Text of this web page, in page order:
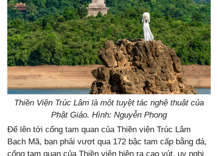
Thiền Viện Trúc Lâm là một tuyệt tác nghệ thuật của
Phật Giáo. Hình: Nguyễn Phong
Để lên tới cổng tam quan của Thiền viện Trúc Lâm
Bạch Mã, bạn phải vượt qua 172 bậc tam cấp bằng đá,
cổng tam quan của Thiền viện hiện ra cao vút, uy nghi